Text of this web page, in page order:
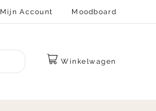
Mijn Account Moodboard
Winkelwagen